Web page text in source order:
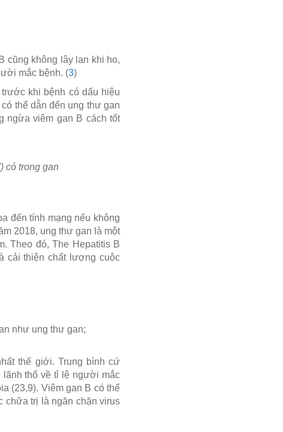
cũng không lây lan khi ho,
mắc bệnh. (3)
khi bệnh có dấu hiệu
thể dẫn đến ung thư gan
ngừa viêm gan B cách tốt
có trong gan
đến tính mạng nếu không
2018, ung thư gan là một
Theo đó, The Hepatitis B
cải thiện chất lượng cuộc
như ung thư gan;
thế giới. Trung bình cứ
thổ về tỉ lệ người mắc
(23,9). Viêm gan B có thể
chữa trị là ngăn chặn virus